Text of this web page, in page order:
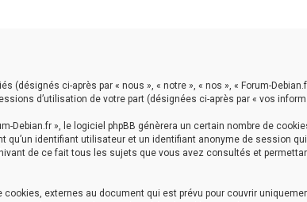
ci-après par « nous », « notre », « nos », « Forum-
d’utilisation de votre part (désignées ci-après par « vos
», le logiciel phpBB génèrera un certain nombre de
identifiant utilisateur et un identifiant anonyme de session
de ce fait tous les sujets que vous avez consultés et
externes au document qui est prévu pour couvrir